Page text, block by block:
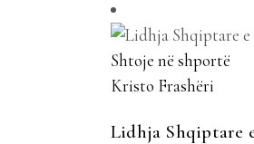
Shtoje në shportë
Kristo Frashëri
Lidhja Shqiptare